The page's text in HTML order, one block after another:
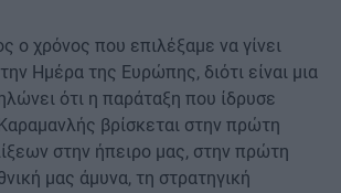
ο χρόνος που επιλέξαμε να γίνει
Ημέρα της Ευρώπης, διότι είναι μια
ότι η παράταξη που ίδρυσε
βρίσκεται στην πρώτη
στην ήπειρο μας, στην πρώτη
μας άμυνα, τη στρατηγική